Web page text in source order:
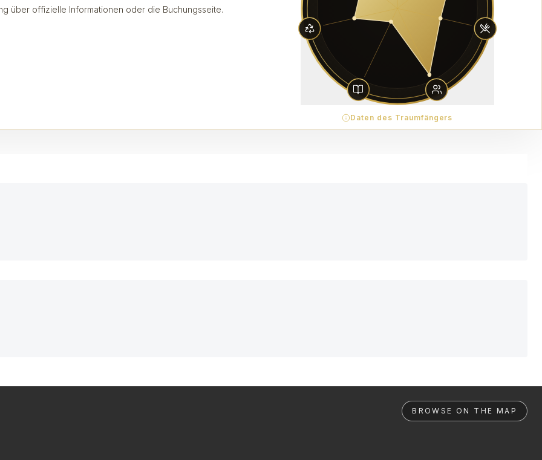
über offizielle Informationen oder die Buchungsseite.
Daten des Traumfängers
BROWSE ON THE MAP